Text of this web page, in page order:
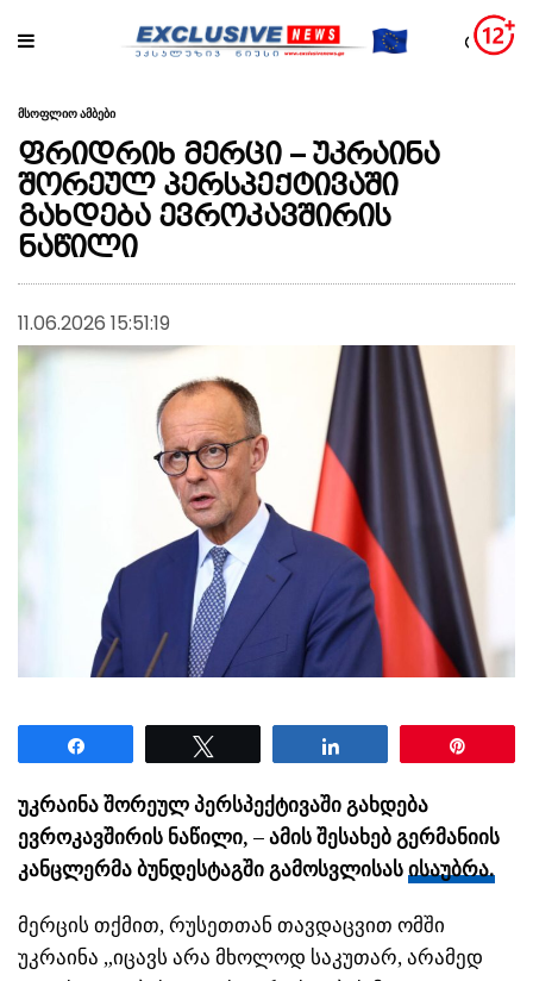
მსოფლიო ამბები
ფრიდრიხ მერცი – უკრაინა
შორეულ პერსპექტივაში
გახდება ევროკავშირის
ნაწილი
11.06.2026 15:51:19
უკრაინა შორეულ პერსპექტივაში გახდება
ევროკავშირის ნაწილი, – ამის შესახებ გერმანიის
კანცლერმა ბუნდესტაგში გამოსვლისას ისაუბრა.​
მერცის თქმით, რუსეთთან თავდაცვით ომში
უკრაინა „იცავს არა მხოლოდ საკუთარ, არამედ